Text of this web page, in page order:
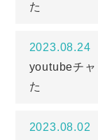
た
2023.08.24
youtubeチ
た
2023.08.02